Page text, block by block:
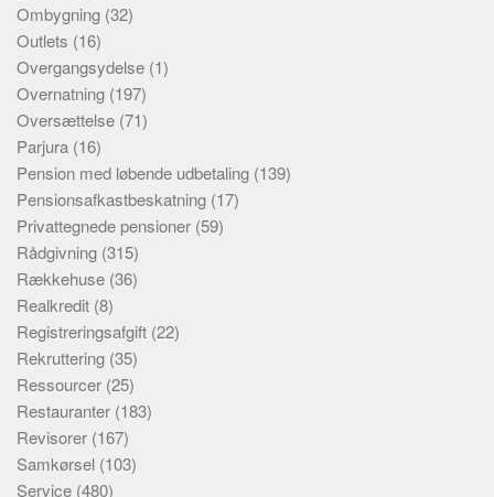
Ombygning (32)
Outlets (16)
Overgangsydelse (1)
Overnatning (197)
Oversættelse (71)
Parjura (16)
Pension med løbende udbetaling (139)
Pensionsafkastbeskatning (17)
Privattegnede pensioner (59)
Rådgivning (315)
Rækkehuse (36)
Realkredit (8)
Registreringsafgift (22)
Rekruttering (35)
Ressourcer (25)
Restauranter (183)
Revisorer (167)
Samkørsel (103)
Service (480)